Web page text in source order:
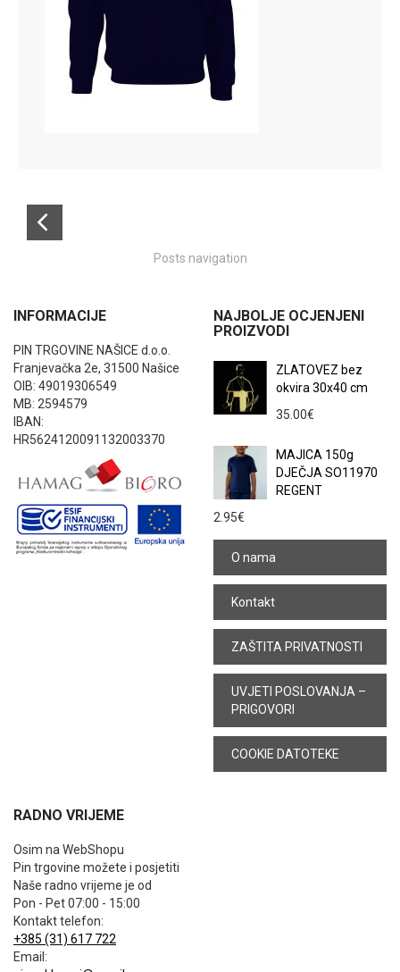
Posts navigation
INFORMACIJE
PIN TRGOVINE NAŠICE d.o.o.
Franjevačka 2e, 31500 Našice
OIB: 49019306549
MB: 2594579
IBAN:
HR5624120091132003370
NAJBOLJE OCJENJENI
PROIZVODI
ZLATOVEZ bez
okvira 30x40 cm
35.00€
MAJICA 150g
DJEČJA SO11970
REGENT
2.95€
O nama
Kontakt
ZAŠTITA PRIVATNOSTI
UVJETI POSLOVANJA –
PRIGOVORI
COOKIE DATOTEKE
RADNO VRIJEME
Osim na WebShopu
Pin trgovine možete i posjetiti
Naše radno vrijeme je od
Pon - Pet 07:00 - 15:00
Kontakt telefon:
+385 (31) 617 722
Email: